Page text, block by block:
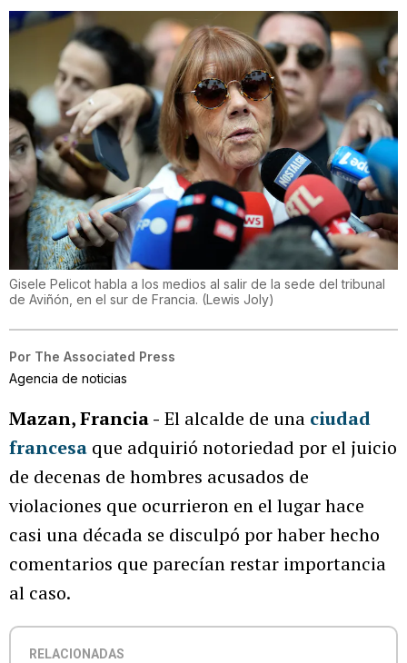
Gisele Pelicot habla a los medios al salir de la sede del tribunal
de Aviñón, en el sur de Francia. (Lewis Joly)
Por The Associated Press
Agencia de noticias
Mazan, Francia - El alcalde de una ciudad
francesa que adquirió notoriedad por el juicio
de decenas de hombres acusados de
violaciones que ocurrieron en el lugar hace
casi una década se disculpó por haber hecho
comentarios que parecían restar importancia
al caso.
RELACIONADAS